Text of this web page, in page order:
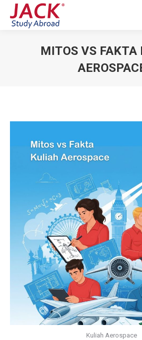
MITOS VS FAKTA
Kuliah Aerospace